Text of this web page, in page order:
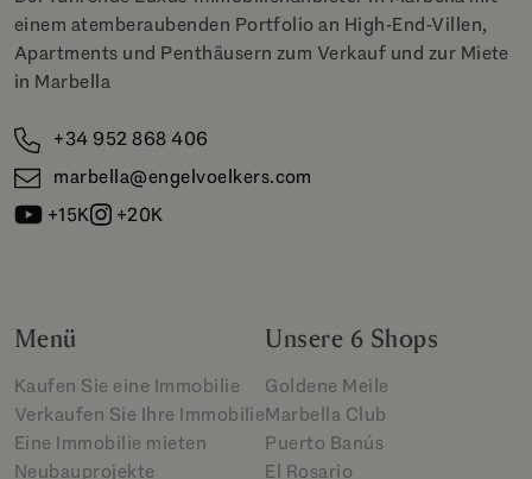
einem atemberaubenden Portfolio an High-End-Villen,
Apartments und Penthäusern zum Verkauf und zur Miete
in Marbella
+34 952 868 406
marbella@engelvoelkers.com
+15K
+20K
Menü
Kaufen Sie eine Immobilie
Verkaufen Sie Ihre Immobilie
Eine Immobilie mieten
Neubauprojekte
Unsere 6 Shops
Goldene Meile
Marbella Club
Puerto Banús
El Rosario